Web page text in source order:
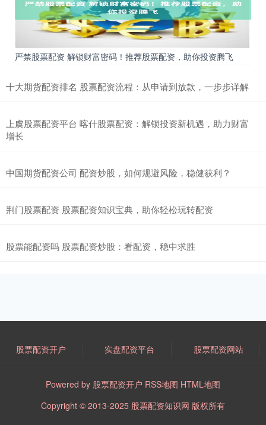
严禁股票配资 解锁财富密码！推荐股票配资，助你投资腾飞
十大期货配资排名 股票配资流程：从申请到放款，一步步详解
上虞股票配资平台 喀什股票配资：解锁投资新机遇，助力财富
增长
中国期货配资公司 配资炒股，如何规避风险，稳健获利？
荆门股票配资 股票配资知识宝典，助你轻松玩转配资
股票能配资吗 股票配资炒股：看配资，稳中求胜
股票配资开户 实盘配资平台 股票配资网站
Powered by 股票配资开户 RSS地图 HTML地图
Copyright © 2013-2025 股票配资知识网 版权所有